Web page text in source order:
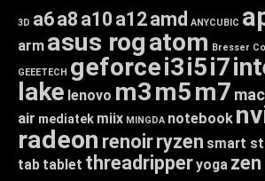
3D a6a8 a10 a12amd ANYCUBIC
arm asus rogatom Bresser
GEEETECH geforcei3i5i7
lake lenovo m3m5m7
air mediatek miix MINGDA notebook
radeon renoirryzen smart
tab tablet threadripperyoga zen